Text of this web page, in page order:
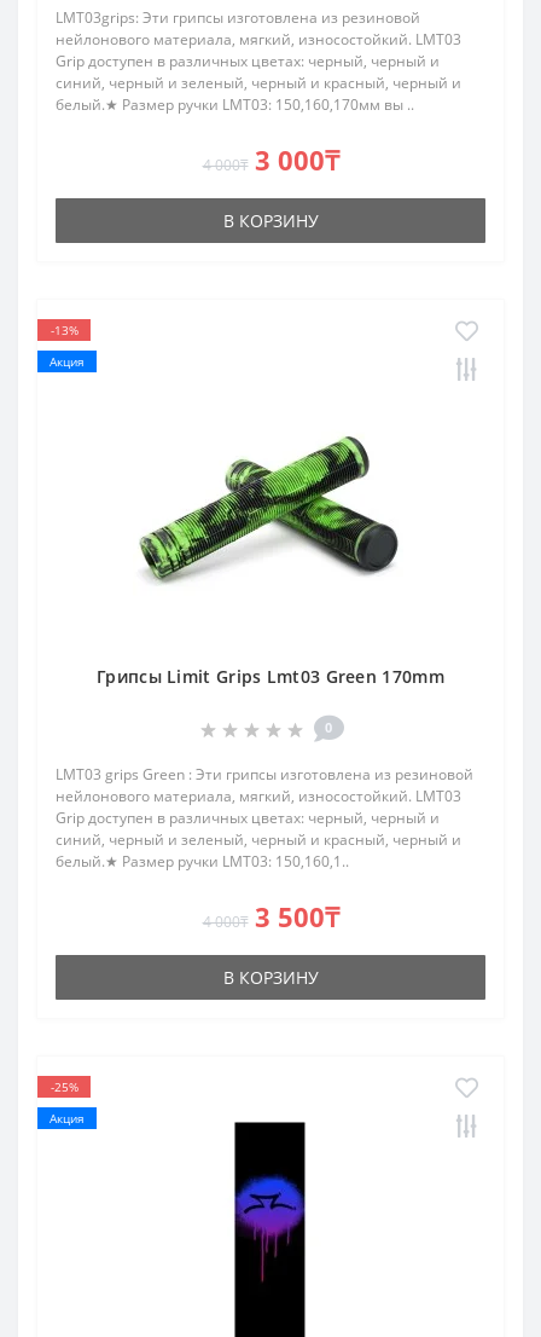
LMT03grips: Эти грипсы изготовлена ​​из резиновой
нейлонового материала, мягкий, износостойкий. LMT03
Grip доступен в различных цветах: черный, черный и
синий, черный и зеленый, черный и красный, черный и
белый.★ Размер ручки LMT03: 150,160,170мм вы ..
4 000₸ 3 000₸
В КОРЗИНУ
-13%
Акция
Грипсы Limit Grips Lmt03 Green 170mm
0
LMT03 grips Green : Эти грипсы изготовлена ​​из резиновой
нейлонового материала, мягкий, износостойкий. LMT03
Grip доступен в различных цветах: черный, черный и
синий, черный и зеленый, черный и красный, черный и
белый.★ Размер ручки LMT03: 150,160,1..
4 000₸ 3 500₸
В КОРЗИНУ
-25%
Акция